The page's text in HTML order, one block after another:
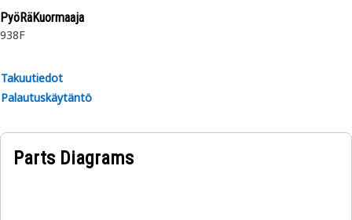
PyöRäKuormaaja
938F
Takuutiedot
Palautuskäytäntö
Parts Diagrams